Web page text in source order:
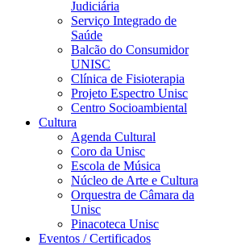
Judiciária
Serviço Integrado de
Saúde
Balcão do Consumidor
UNISC
Clínica de Fisioterapia
Projeto Espectro Unisc
Centro Socioambiental
Cultura
Agenda Cultural
Coro da Unisc
Escola de Música
Núcleo de Arte e Cultura
Orquestra de Câmara da
Unisc
Pinacoteca Unisc
Eventos / Certificados